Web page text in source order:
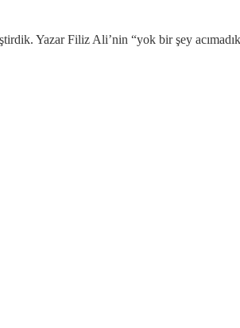
Yazar Filiz Ali’nin “yok bir şey